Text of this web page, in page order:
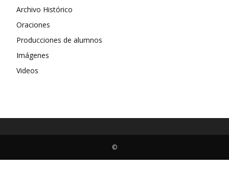
Archivo Histórico
Oraciones
Producciones de alumnos
Imágenes
Videos
©